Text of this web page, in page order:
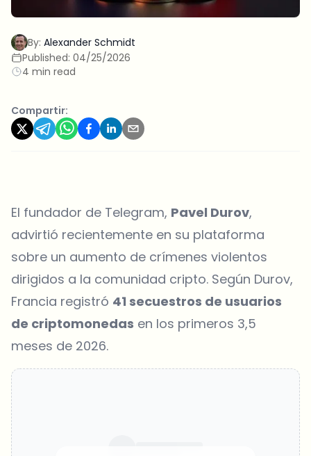
By: Alexander Schmidt
Published: 04/25/2026
4 min read
Compartir:
El fundador de Telegram, Pavel Durov,
advirtió recientemente en su plataforma
sobre un aumento de crímenes violentos
dirigidos a la comunidad cripto. Según Durov,
Francia registró 41 secuestros de usuarios
de criptomonedas en los primeros 3,5
meses de 2026.